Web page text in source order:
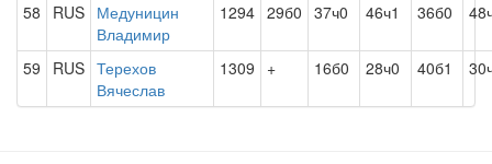
58 RUS Медуницин
Владимир
1294 29б0 37ч0 46ч1 36б0
59 RUS Терехов
Вячеслав
1309 + 16б0 28ч0 40б1